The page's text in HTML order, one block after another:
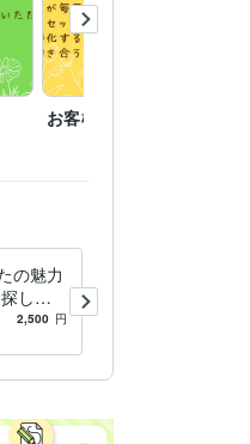
お客様からの感想
の魅力
しの
て好き
2,500 円